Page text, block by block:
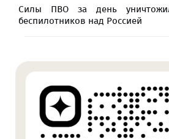
Силы ПВО за день
беспилотников над Россией